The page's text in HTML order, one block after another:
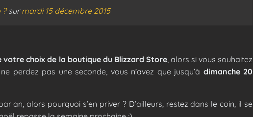
?surmardi 15 décembre 2015
votre choix de la boutique du Blizzard Store, alors si vous souhaitez
perdez pas une seconde, vous n’avez que jusqu’à dimanche 20
an, alors pourquoi s’en priver ? D’ailleurs, restez dans le coin, il se